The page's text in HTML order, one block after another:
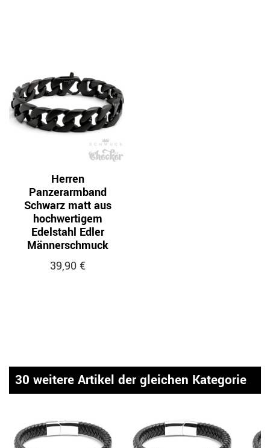
Herren
Panzerarmband
Schwarz matt aus
hochwertigem
Edelstahl Edler
Männerschmuck
39,90 €
30 weitere Artikel der gleichen Kategorie